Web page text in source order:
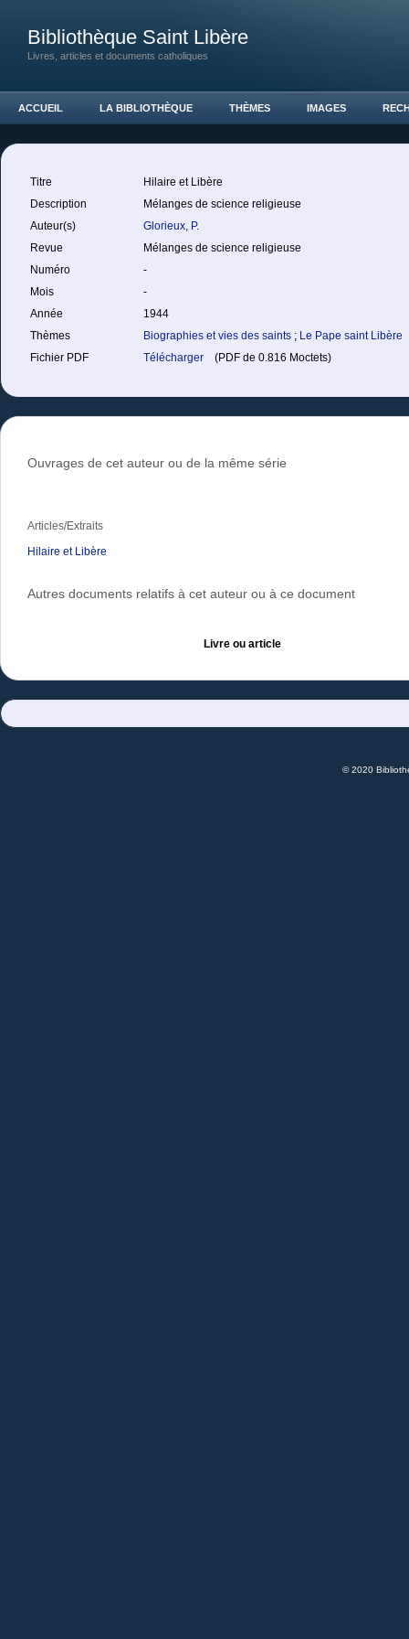
Bibliothèque Saint Libère
Livres, articles et documents catholiques
ACCUEIL LA BIBLIOTHÈQUE THÈMES IMAGES
Titre
Hilaire et Libère
Description
Mélanges de science religieuse
Auteur(s)
Glorieux, P.
Revue
Mélanges de science religieuse
Numéro
-
Mois
-
Année
1944
Thèmes
Biographies et vies des saints ; Le Pape saint Libère
Fichier PDF
Télécharger (PDF de 0.816 Moctets)
Ouvrages de cet auteur ou de la même série
Articles/Extraits
Hilaire et Libère
Autres documents relatifs à cet auteur ou à ce document
Livre ou article
© 2020